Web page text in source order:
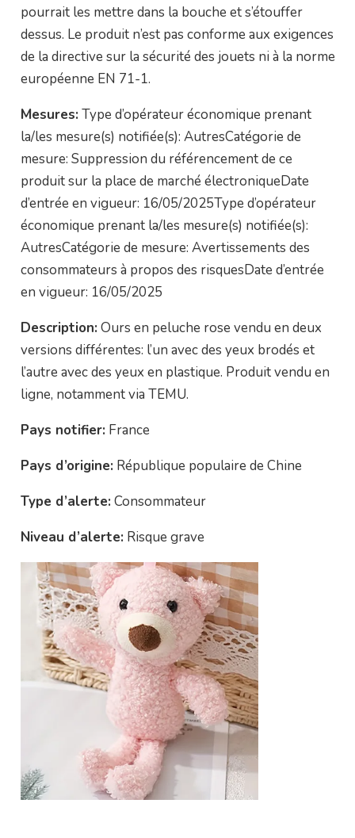
pourrait les mettre dans la bouche et s’étouffer
dessus. Le produit n’est pas conforme aux exigences
de la directive sur la sécurité des jouets ni à la norme
européenne EN 71-1.
Mesures: Type d’opérateur économique prenant
la/les mesure(s) notifiée(s): AutresCatégorie de
mesure: Suppression du référencement de ce
produit sur la place de marché électroniqueDate
d’entrée en vigueur: 16/05/2025Type d’opérateur
économique prenant la/les mesure(s) notifiée(s):
AutresCatégorie de mesure: Avertissements des
consommateurs à propos des risquesDate d’entrée
en vigueur: 16/05/2025
Description: Ours en peluche rose vendu en deux
versions différentes: l’un avec des yeux brodés et
l’autre avec des yeux en plastique. Produit vendu en
ligne, notamment via TEMU.
Pays notifier: France
Pays d’origine: République populaire de Chine
Type d’alerte: Consommateur
Niveau d’alerte: Risque grave